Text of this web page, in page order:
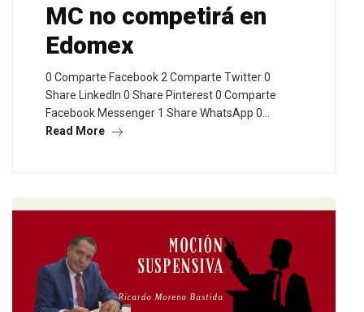
MC no competirá en
Edomex
0 Comparte Facebook 2 Comparte Twitter 0
Share LinkedIn 0 Share Pinterest 0 Comparte
Facebook Messenger 1 Share WhatsApp 0…
Read More